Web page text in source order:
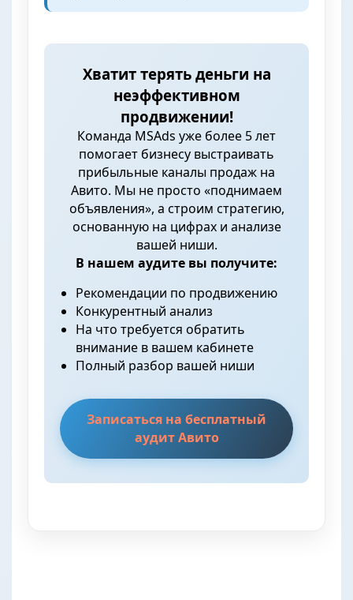
Хватит терять деньги на
неэффективном
продвижении!
Команда MSAds уже более 5 лет
помогает бизнесу выстраивать
прибыльные каналы продаж на
Авито. Мы не просто «поднимаем
объявления», а строим стратегию,
основанную на цифрах и анализе
вашей ниши.
В нашем аудите вы получите:
Рекомендации по продвижению
Конкурентный анализ
На что требуется обратить
внимание в вашем кабинете
Полный разбор вашей ниши
Записаться на бесплатный
аудит Авито